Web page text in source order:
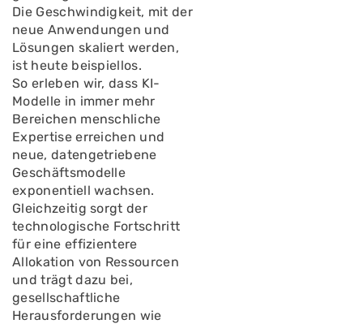
Die Geschwindigkeit, mit der
neue Anwendungen und
Lösungen skaliert werden,
ist heute beispiellos.
So erleben wir, dass KI-
Modelle in immer mehr
Bereichen menschliche
Expertise erreichen und
neue, datengetriebene
Geschäftsmodelle
exponentiell wachsen.
Gleichzeitig sorgt der
technologische Fortschritt
für eine effizientere
Allokation von Ressourcen
und trägt dazu bei,
gesellschaftliche
Herausforderungen wie